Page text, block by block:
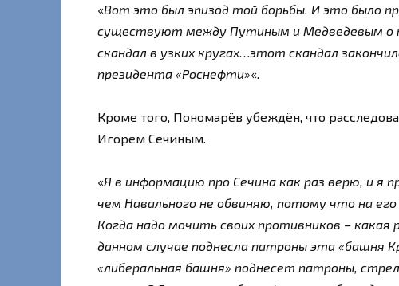
«Вот это был эпизод той борьбы. И это было
существуют между Путиным и Медведевым
скандал в узких кругах…этот скандал
президента «Роснефти»«.
Кроме того, Пономарёв убеждён, что
Игорем Сечиным.
«Я в информацию про Сечина как раз верю, и я
чем Навального не обвиняю, потому что на
Когда надо мочить своих противников –
данном случае поднесла патроны эта «башня
«либеральная башня» поднесет патроны,